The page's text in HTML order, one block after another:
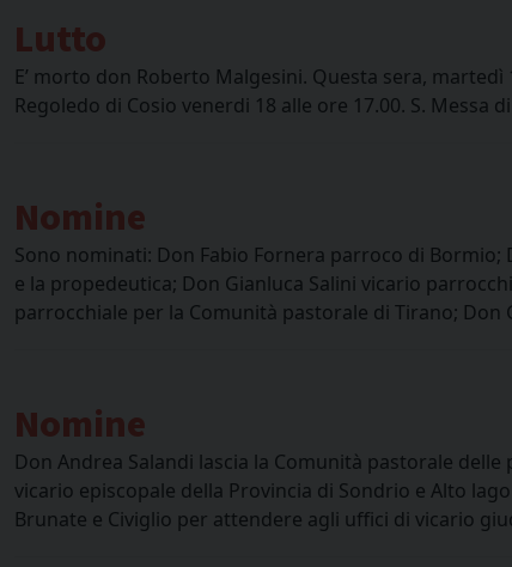
Lutto
E’ morto don Roberto Malgesini. Questa sera,
Regoledo di Cosio venerdi 18 alle ore 17.00. S. Messa
Nomine
Sono nominati: Don Fabio Fornera parroco di
e la propedeutica; Don Gianluca Salini vicario
parrocchiale per la Comunità pastorale di Tirano;
Nomine
Don Andrea Salandi lascia la Comunità pastorale
vicario episcopale della Provincia di Sondrio e Alto
Brunate e Civiglio per attendere agli uffici di vicario